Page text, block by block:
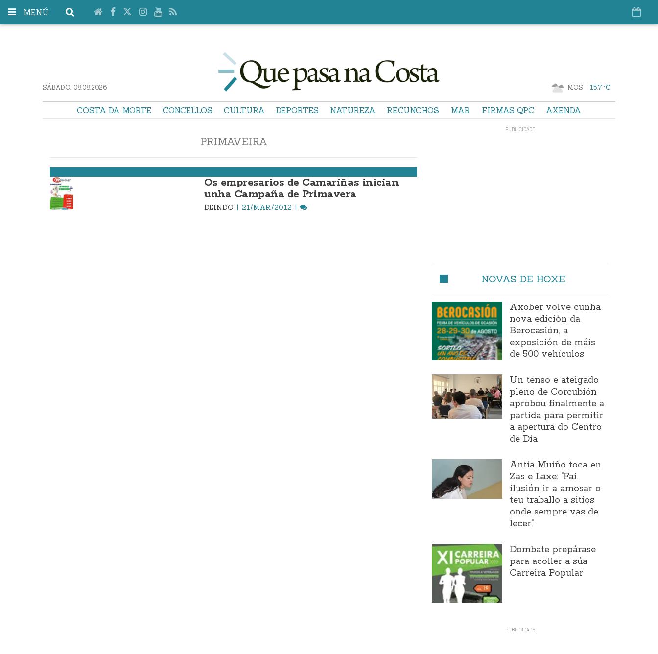
MENÚ
SÁBADO. 08.08.2026 MOS 15.7 °C
COSTA DA MORTE CONCELLOS CULTURA DEPORTES NATUREZA RECUNCHOS MAR FIRMAS QPC AXENDA
PRIMAVEIRA
Os empresarios de Camariñas inician
unha Campaña de Primavera
DEINDO 21/MAR./2012
NOVAS DE HOXE
Axober volve cunha
nova edición da
Berocasión, a
exposición de máis
de 500 vehículos
Un tenso e ateigado
pleno de Corcubión
aprobou finalmente a
partida para permitir
a apertura do Centro
de Día
Antía Muíño toca en
Zas e Laxe: "Fai
ilusión ir a amosar o
teu traballo a sitios
onde sempre vas de
lecer"
Dombate prepárase
para acoller a súa
Carreira Popular